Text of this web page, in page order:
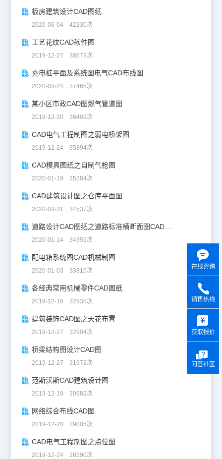
板房建筑设计CAD图纸
2020-06-04 42230次
工艺花纹CAD软件图
2019-12-27 38673次
充电桩平面及系统图电气CAD布线图
2020-03-24 37465次
某小区市政CAD图燃气管道图
2019-12-30 36402次
CAD电气工程制图之弱电桥架图
2019-12-24 35894次
CAD模具图纸之自制气枪图
2020-01-19 35284次
CAD建筑设计图之仓库平面图
2020-03-31 34537次
道路设计CAD图纸之道路标准横断面图CAD图纸
2020-01-14 34359次
配电箱系统图CAD机械制图
2020-01-03 33815次
各经典常用机械零件CAD图纸
2019-12-18 32938次
建筑装饰CAD图之天花布置
2019-12-27 32904次
桥梁结构图设计CAD图
2019-12-27 31972次
范斯沃斯CAD建筑设计图
2019-12-19 30982次
网络综合布线CAD图
2019-12-20 29005次
CAD电气工程制图之点位图
2019-12-24 28590次
在线咨询
销售热线
获取报价
问答社区